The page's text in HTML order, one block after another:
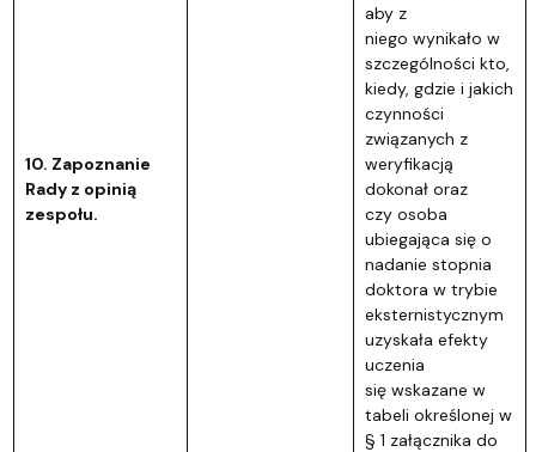
10. Zapoznanie
Rady z opinią
zespołu.
aby z
niego wynikało w
szczególności kto,
kiedy, gdzie i jakich
czynności
związanych z
weryfikacją
dokonał oraz
czy osoba
ubiegająca się o
nadanie stopnia
doktora w trybie
eksternistycznym
uzyskała efekty
uczenia
się wskazane w
tabeli określonej w
§ 1 załącznika do